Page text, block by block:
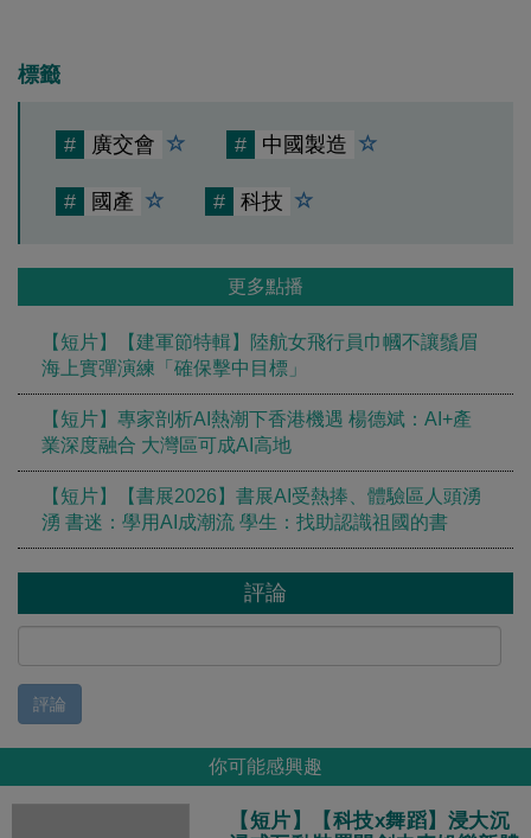
標籤
# 廣交會 # 中國製造
# 國產 # 科技
更多點播
【短片】【建軍節特輯】陸航女飛行員巾幗不讓鬚眉
海上實彈演練「確保擊中目標」
【短片】專家剖析AI熱潮下香港機遇 楊德斌：AI+產
業深度融合 大灣區可成AI高地
【短片】【書展2026】書展AI受熱捧、體驗區人頭湧
湧 書迷：學用AI成潮流 學生：找助認識祖國的書
評論
評論
你可能感興趣
【短片】【科技x舞蹈】浸大沉